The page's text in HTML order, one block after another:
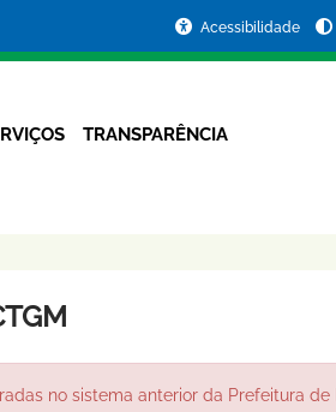
Acessibilidade
TRANSPARÊNCIA
no sistema anterior da Prefeitura de